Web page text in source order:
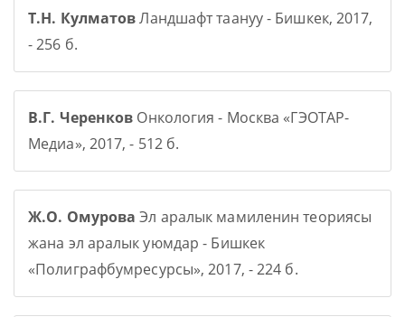
Т.Н. КулматовЛандшафт таануу - Бишкек, 2017,
- 256 б.
В.Г. Черенков Онкология - Москва «ГЭОТАР-
Медиа», 2017, - 512 б.
Ж.О. Омурова Эл аралык мамиленин теориясы
жана эл аралык уюмдар - Бишкек
«Полиграфбумресурсы», 2017, - 224 б.